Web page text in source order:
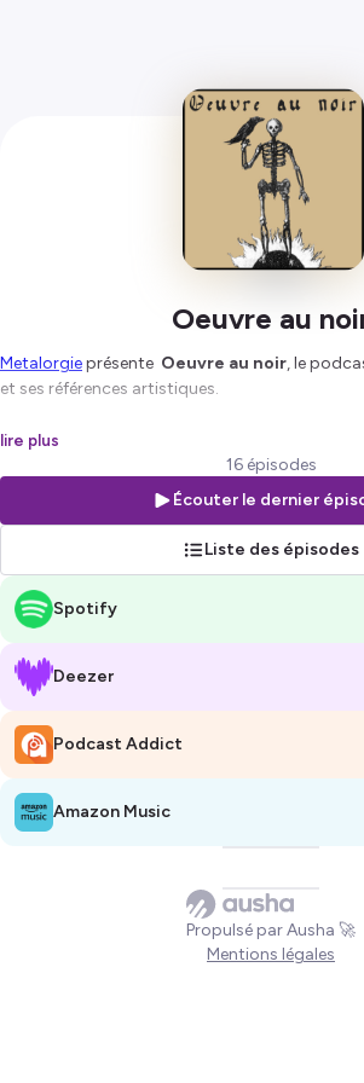
Oeuvre au
Metalorgieprésente Oeuvre au noir, le
et ses références artistiques.
Hébergé par Ausha. Visitez
lire plus
16 épisodes
Écouter le dernier
Liste des épisodes
Spotify
Deezer
Podcast Addict
Amazon Music
Propulsé par Ausha 🚀
Mentions légales